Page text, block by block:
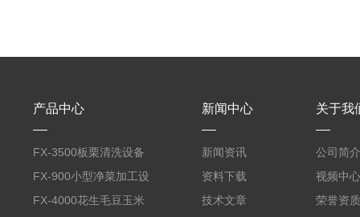
产品中心
FX-3500板栗清洗设备
全自动气泡清洗机
FX-900小型净菜加工设
备野菜清洗机
FX-4000花生毛豆玉米
新闻中心
新闻资讯
资料下载
技术文章
关于我
公司简介
视频中心
荣誉资质